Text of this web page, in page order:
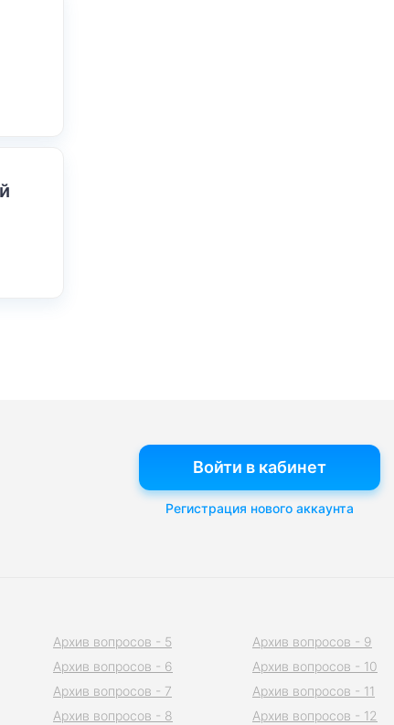
Войти в кабинет
Регистрация нового аккаунта
Архив вопросов - 5
Архив вопросов - 6
Архив вопросов - 7
Архив вопросов - 8
Архив вопросов - 9
Архив вопросов - 10
Архив вопросов - 11
Архив вопросов - 12